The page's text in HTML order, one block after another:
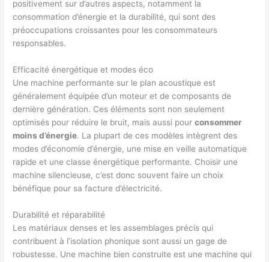
positivement sur d’autres aspects, notamment la
consommation d’énergie et la durabilité, qui sont des
préoccupations croissantes pour les consommateurs
responsables.
Efficacité énergétique et modes éco
Une machine performante sur le plan acoustique est
généralement équipée d’un moteur et de composants de
dernière génération. Ces éléments sont non seulement
optimisés pour réduire le bruit, mais aussi pourconsommer
moins d’énergie. La plupart de ces modèles intègrent des
modes d’économie d’énergie, une mise en veille automatique
rapide et une classe énergétique performante. Choisir une
machine silencieuse, c’est donc souvent faire un choix
bénéfique pour sa facture d’électricité.
Durabilité et réparabilité
Les matériaux denses et les assemblages précis qui
contribuent à l’isolation phonique sont aussi un gage de
robustesse. Une machine bien construite est une machine qui